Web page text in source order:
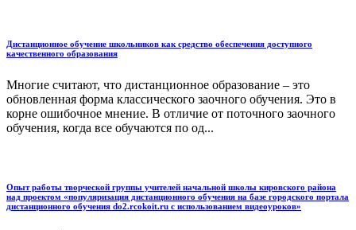
Дистанционное обучение школьников как средство обеспечения доступного
качественного образования
Многие считают, что дистанционное образование – это
обновленная форма классического заочного обучения. Это в
корне ошибочное мнение. В отличие от поточного заочного
обучения, когда все обучаются по од...
Опыт работы творческой группы учителей начальной школы кировского района
над проектом «популяризация дистанционного обучения на базе городского портала
дистанционного обучения do2.rcokoit.ru с использованием видеоуроков»